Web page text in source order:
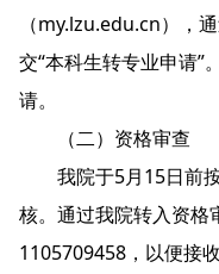
（my.lzu.edu.cn），
交“本科生转专业申请”
请。
（二）资格审查
我院于5月15日前
核。通过我院转入资格
1105709458，以便接收